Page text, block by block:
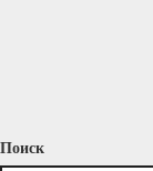
Поиск